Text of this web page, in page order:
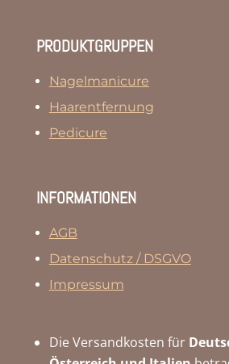
PRODUKTGRUPPEN
Nagelmanicure
Haarentfernung
Pedicure
INFORMATIONEN
AGB
Datenschutz / DSGVO
Impressum
Die Versandkosten für